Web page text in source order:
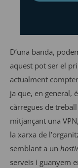
D’una banda,
aquest pot ser el
actualment
ja que, en general,
càrregues de
mitjançant una
la xarxa de
semblant a un
serveis i guanyem